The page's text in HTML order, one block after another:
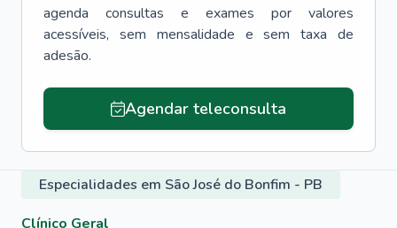
agenda consultas e exames por valores
acessíveis, sem mensalidade e sem taxa de
adesão.
Agendar teleconsulta
Especialidades em São José do Bonfim - PB
Clínico Geral